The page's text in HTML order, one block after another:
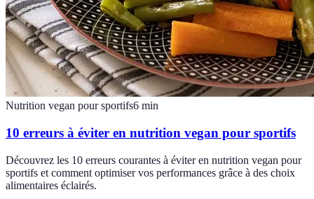
Nutrition vegan pour sportifs6 min
10 erreurs à éviter en nutrition vegan pour sportifs
Découvrez les 10 erreurs courantes à éviter en nutrition vegan pour
sportifs et comment optimiser vos performances grâce à des choix
alimentaires éclairés.